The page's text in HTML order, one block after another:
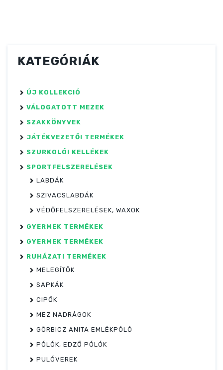
KATEGÓRIÁK
ÚJ KOLLEKCIÓ
VÁLOGATOTT MEZEK
SZAKKÖNYVEK
JÁTÉKVEZETŐI TERMÉKEK
SZURKOLÓI KELLÉKEK
SPORTFELSZERELÉSEK
LABDÁK
SZIVACSLABDÁK
VÉDŐFELSZERELÉSEK, WAXOK
GYERMEK TERMÉKEK
GYERMEK TERMÉKEK
RUHÁZATI TERMÉKEK
MELEGÍTŐK
SAPKÁK
CIPŐK
MEZ NADRÁGOK
GÖRBICZ ANITA EMLÉKPÓLÓ
PÓLÓK, EDZŐ PÓLÓK
PULÓVEREK